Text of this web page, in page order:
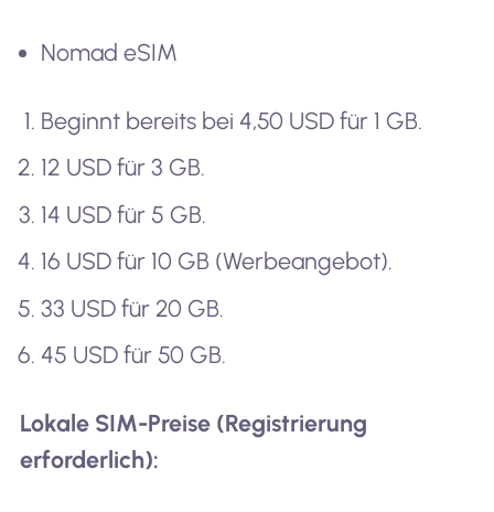
Nomad eSIM
Beginnt bereits bei 4,50 USD für 1 GB.
12 USD für 3 GB.
14 USD für 5 GB.
16 USD für 10 GB (Werbeangebot).
33 USD für 20 GB.
45 USD für 50 GB.
Lokale SIM-Preise (Registrierung
erforderlich):